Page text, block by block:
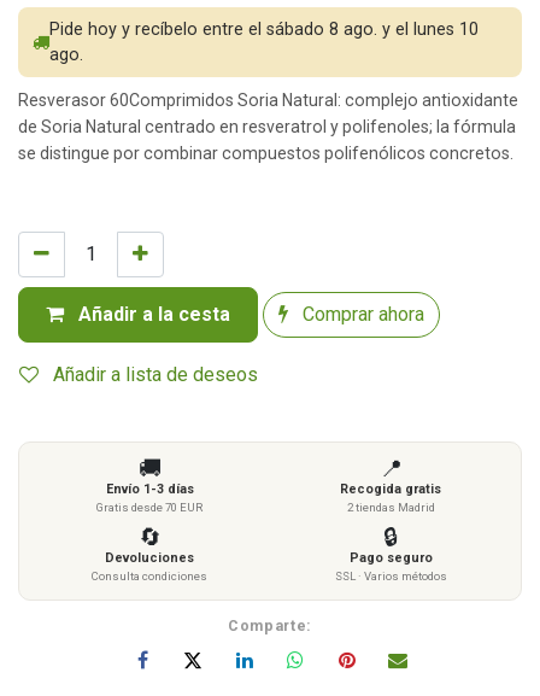
Añadir a la cesta Comprar ahora
Añadir a lista de deseos
Pide hoy y recíbelo entre el sábado 8 ago. y el lunes 10
ago.
Resverasor 60Comprimidos Soria Natural: complejo antioxidante
de Soria Natural centrado en resveratrol y polifenoles; la fórmula
se distingue por combinar compuestos polifenólicos concretos.
🚚
Envío 1-3 días
Gratis desde 70 EUR
📍
Recogida gratis
2 tiendas Madrid
🔄
Devoluciones
Consulta condiciones
🔒
Pago seguro
SSL · Varios métodos
Comparte: